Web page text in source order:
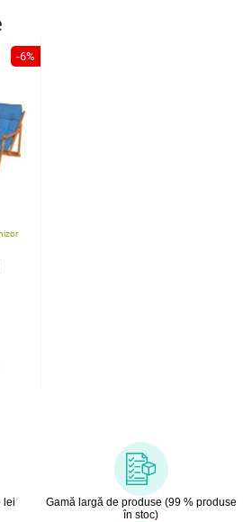
-6%
lei
Gamă largă de produse (99 % produse
în stoc)